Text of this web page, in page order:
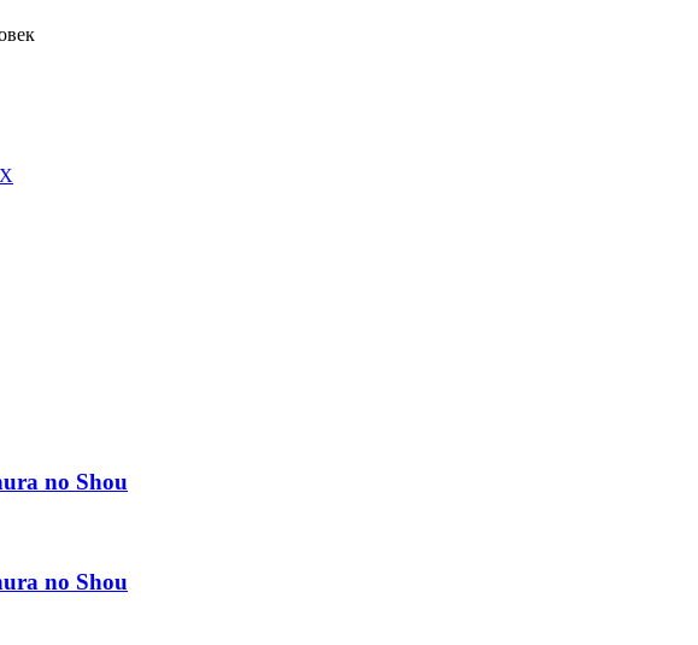
no Shou
no Shou